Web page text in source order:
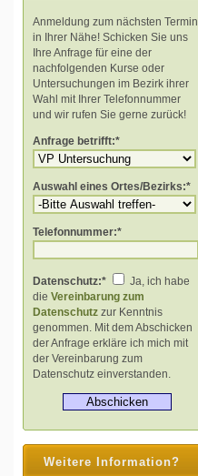
Anmeldung zum nächsten Termin
in Ihrer Nähe! Schicken Sie uns
Ihre Anfrage für eine der
nachfolgenden Kurse oder
Untersuchungen im Bezirk ihrer
Wahl mit Ihrer Telefonnummer
und wir rufen Sie gerne zurück!
Anfrage betrifft:*
Auswahl eines Ortes/Bezirks:*
Telefonnummer:*
Datenschutz:*
Ja, ich habe
die Vereinbarung zum
Datenschutz zur Kenntnis
genommen. Mit dem Abschicken
der Anfrage erkläre ich mich mit
der Vereinbarung zum
Datenschutz einverstanden.
Weitere Information?